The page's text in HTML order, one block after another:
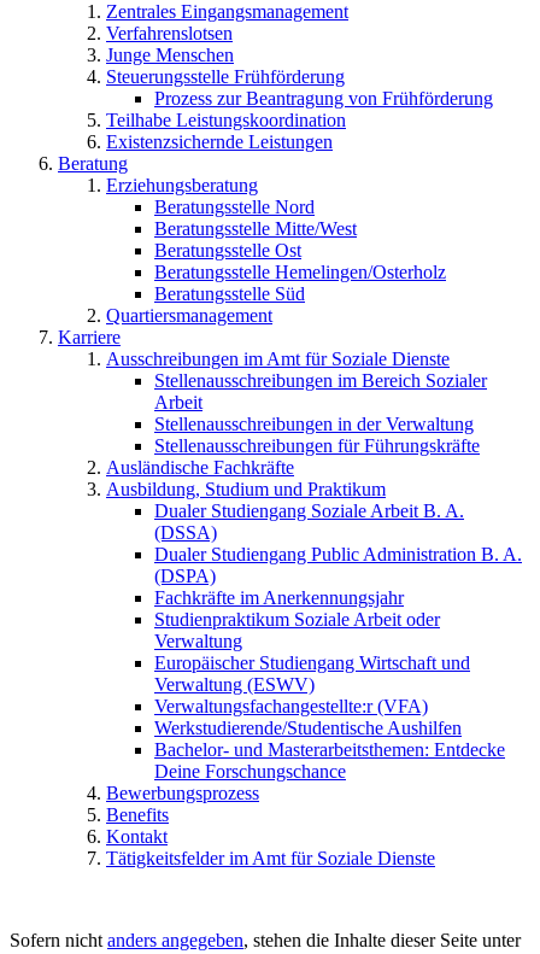
Zentrales Eingangsmanagement
Verfahrenslotsen
Junge Menschen
Steuerungsstelle Frühförderung
Prozess zur Beantragung von Frühförderung
Teilhabe Leistungskoordination
Existenzsichernde Leistungen
Beratung
Erziehungsberatung
Beratungsstelle Nord
Beratungsstelle Mitte/West
Beratungsstelle Ost
Beratungsstelle Hemelingen/Osterholz
Beratungsstelle Süd
Quartiersmanagement
Karriere
Ausschreibungen im Amt für Soziale Dienste
Stellenausschreibungen im Bereich Sozialer
Arbeit
Stellenausschreibungen in der Verwaltung
Stellenausschreibungen für Führungskräfte
Ausländische Fachkräfte
Ausbildung, Studium und Praktikum
Dualer Studiengang Soziale Arbeit B. A.
(DSSA)
Dualer Studiengang Public Administration B. A.
(DSPA)
Fachkräfte im Anerkennungsjahr
Studienpraktikum Soziale Arbeit oder
Verwaltung
Europäischer Studiengang Wirtschaft und
Verwaltung (ESWV)
Verwaltungsfachangestellte:r (VFA)
Werkstudierende/Studentische Aushilfen
Bachelor- und Masterarbeitsthemen: Entdecke
Deine Forschungschance
Bewerbungsprozess
Benefits
Kontakt
Tätigkeitsfelder im Amt für Soziale Dienste
Sofern nicht anders angegeben, stehen die Inhalte dieser Seite unter